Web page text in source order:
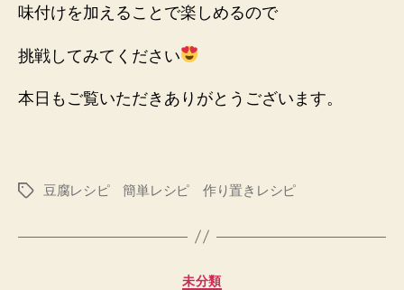
味付けを加えることで楽しめるので
挑戦してみてください
本日もご覧いただきありがとうございます。
タ
豆腐レシピ 簡単レシピ 作り置きレシピ
カ
未分類